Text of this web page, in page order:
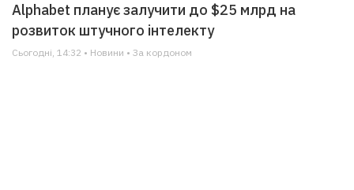
Alphabet планує залучити до $25 млрд на
розвиток штучного інтелекту
Сьогодні, 14:32 • Новини • За кордоном